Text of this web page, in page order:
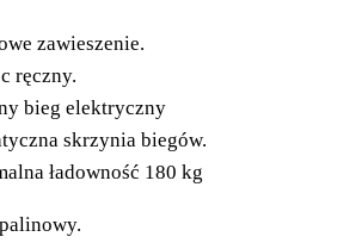
zawieszenie.
ręczny.
bieg elektryczny
skrzynia biegów.
ładowność 180 kg